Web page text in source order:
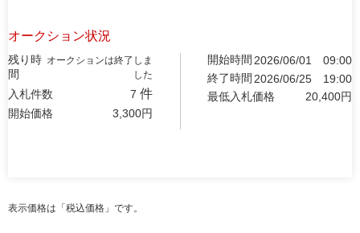
オークション状況
残り時
間
オークションは終了しま
した
入札件数 7 件
開始価格 3,300円
開始時間 2026/06/01
09:00
終了時間 2026/06/25
19:00
最低入札価格
20,400円
表示価格は「税込価格」です。